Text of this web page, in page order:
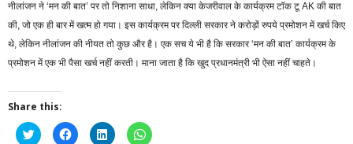
नीलांजन ने ‘मन की बात’ पर तो निशाना साधा, लेकिन क्या केजरीवाल के कार्यक्रम टॉक टू AK की बात
की, जो एक ही बार में खत्म हो गया। इस कार्यक्रम पर दिल्ली सरकार ने करोड़ों रुपये प्रमोशन में खर्च किए
थे, लेकिन नीलांजन की नीयत तो कुछ और है। एक सच ये भी है कि सरकार ‘मन की बात’ कार्यक्रम के
प्रमोशन में एक भी पैसा खर्च नहीं करती। माना जाता है कि खुद प्रधानमंत्री भी ऐसा नहीं चाहते।
Share this:
Click
Click Click Click